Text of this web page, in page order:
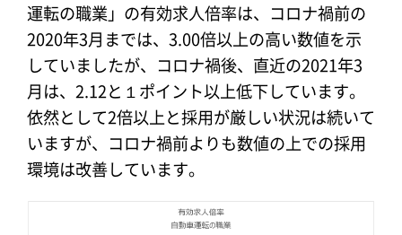
運転の職業」の有効求人倍率は、コロナ禍前の
2020年3月までは、3.00倍以上の高い数値を示
していましたが、コロナ禍後、直近の2021年3
月は、2.12と１ポイント以上低下しています。
依然として2倍以上と採用が厳しい状況は続いて
いますが、コロナ禍前よりも数値の上での採用
環境は改善しています。